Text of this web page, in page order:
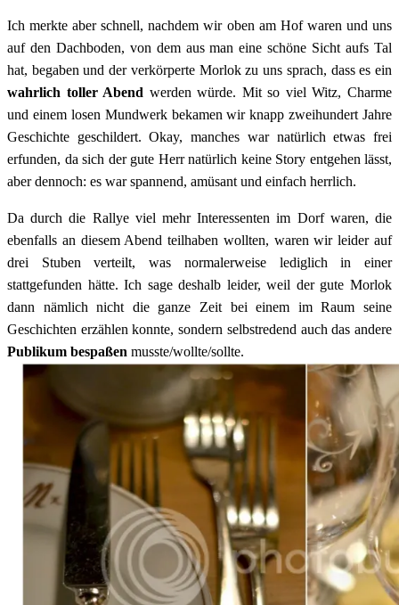
Ich merkte aber schnell, nachdem wir oben am Hof waren und uns
auf den Dachboden, von dem aus man eine schöne Sicht aufs Tal
hat, begaben und der verkörperte Morlok zu uns sprach, dass es ein
wahrlich toller Abend werden würde. Mit so viel Witz, Charme
und einem losen Mundwerk bekamen wir knapp zweihundert Jahre
Geschichte geschildert. Okay, manches war natürlich etwas frei
erfunden, da sich der gute Herr natürlich keine Story entgehen lässt,
aber dennoch: es war spannend, amüsant und einfach herrlich.
Da durch die Rallye viel mehr Interessenten im Dorf waren, die
ebenfalls an diesem Abend teilhaben wollten, waren wir leider auf
drei Stuben verteilt, was normalerweise lediglich in einer
stattgefunden hätte. Ich sage deshalb leider, weil der gute Morlok
dann nämlich nicht die ganze Zeit bei einem im Raum seine
Geschichten erzählen konnte, sondern selbstredend auch das andere
Publikum bespaßen musste/wollte/sollte.